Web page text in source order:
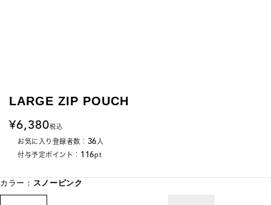
LARGE ZIP POUCH
6,380税込
お気に入り登録者数： 36人
付与予定ポイント： 116pt
カラー： スノーピンク